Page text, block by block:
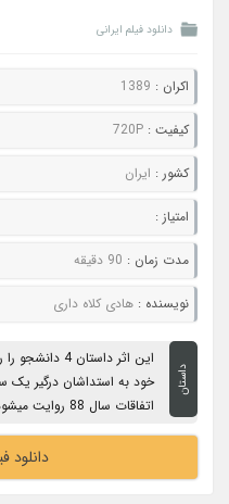
دانلود فیلم ایرانی
اکران : 1389
کیفیت :720P
کشور : ایران
امتیاز :
مدت زمان : 90 دقیقه
نویسنده :هادی کلاه داری
داستان
این اثر
خود به استداشان درگیر یک
اتفاقات سال 88 روایت میشود .....
دانلود